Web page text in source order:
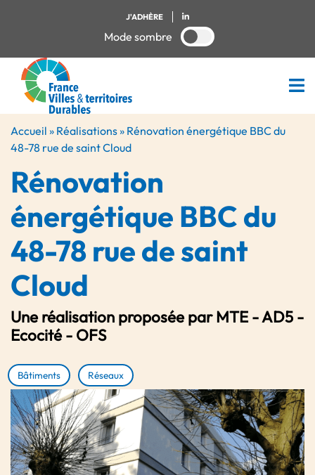
J'ADHÈRE
Mode sombre
Accueil » Réalisations» Rénovation énergétique BBC du
48-78 rue de saint Cloud
Rénovation
énergétique BBC du
48-78 rue de saint
Cloud
Une réalisation proposée par MTE - AD5 -
Ecocité - OFS
Bâtiments Réseaux